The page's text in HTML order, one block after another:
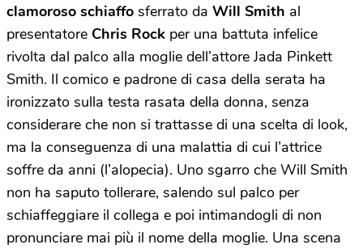
clamoroso schiaffo sferrato da Will Smith al
presentatore Chris Rock per una battuta infelice
rivolta dal palco alla moglie dell’attore Jada Pinkett
Smith. Il comico e padrone di casa della serata ha
ironizzato sulla testa rasata della donna, senza
considerare che non si trattasse di una scelta di look,
ma la conseguenza di una malattia di cui l’attrice
soffre da anni (l’alopecia). Uno sgarro che Will Smith
non ha saputo tollerare, salendo sul palco per
schiaffeggiare il collega e poi intimandogli di non
pronunciare mai più il nome della moglie. Una scena